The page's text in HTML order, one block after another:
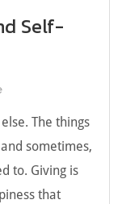
Self-
The things
sometimes,
to. Giving is
that